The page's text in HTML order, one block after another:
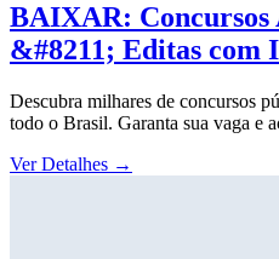
BAIXAR: Concursos
&#8211; Editas com
Descubra milhares de concursos
todo o Brasil. Garanta sua vaga e
Ver Detalhes →